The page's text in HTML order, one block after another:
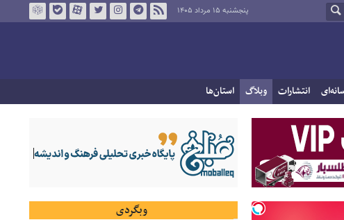
پنجشنبه ۱۵ مرداد ۱۴۰۵
انتشارات وبلاگ استان‌ها
وبگردی